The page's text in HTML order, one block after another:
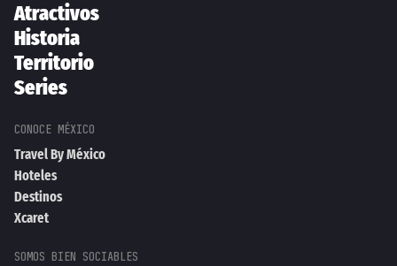
Atractivos
Historia
Territorio
Series
Travel By México
Hoteles
Destinos
Xcaret